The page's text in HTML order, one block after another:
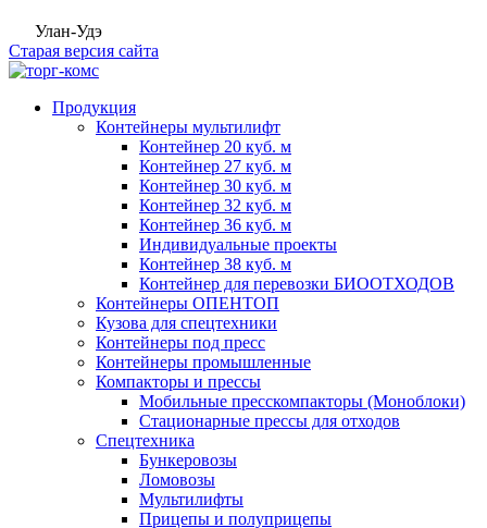
Улан-Удэ
Старая версия сайта
Продукция
Контейнеры мультилифт
Контейнер 20 куб. м
Контейнер 27 куб. м
Контейнер 30 куб. м
Контейнер 32 куб. м
Контейнер 36 куб. м
Индивидуальные проекты
Контейнер 38 куб. м
Контейнер для перевозки БИООТХОДОВ
Контейнеры ОПЕНТОП
Кузова для спецтехники
Контейнеры под пресс
Контейнеры промышленные
Компакторы и прессы
Мобильные пресскомпакторы (Моноблоки)
Стационарные прессы для отходов
Спецтехника
Бункеровозы
Ломовозы
Мультилифты
Прицепы и полуприцепы